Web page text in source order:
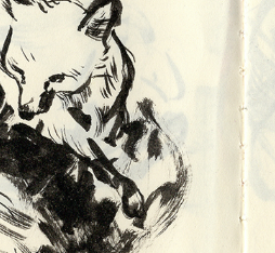
2026
NATURELLE